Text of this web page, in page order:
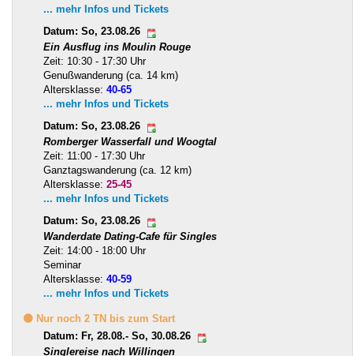
... mehr Infos und Tickets
Datum: So, 23.08.26
Ein Ausflug ins Moulin Rouge
Zeit: 10:30 - 17:30 Uhr
Genußwanderung (ca. 14 km)
Altersklasse: 40-65
... mehr Infos und Tickets
Datum: So, 23.08.26
Romberger Wasserfall und Woogtal
Zeit: 11:00 - 17:30 Uhr
Ganztagswanderung (ca. 12 km)
Altersklasse: 25-45
... mehr Infos und Tickets
Datum: So, 23.08.26
Wanderdate Dating-Cafe für Singles
Zeit: 14:00 - 18:00 Uhr
Seminar
Altersklasse: 40-59
... mehr Infos und Tickets
🟡 Nur noch 2 TN bis zum Start
Datum: Fr, 28.08.- So, 30.08.26
Singlereise nach Willingen